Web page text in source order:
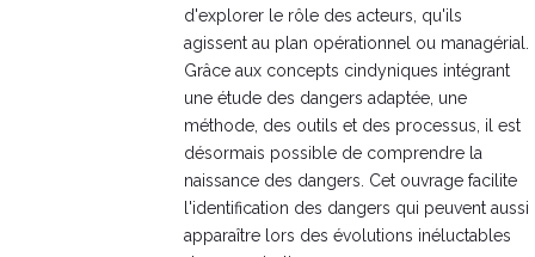
d'explorer le rôle des acteurs, qu'ils
agissent au plan opérationnel ou managérial.
Grâce aux concepts cindyniques intégrant
une étude des dangers adaptée, une
méthode, des outils et des processus, il est
désormais possible de comprendre la
naissance des dangers. Cet ouvrage facilite
l'identification des dangers qui peuvent aussi
apparaître lors des évolutions inéluctables